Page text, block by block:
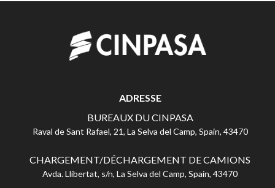
ADRESSE
BUREAUX DU CINPASA
Raval de Sant Rafael, 21, La Selva del Camp, Spain, 43470
CHARGEMENT/DÉCHARGEMENT DE CAMIONS
Avda. Llibertat, s/n, La Selva del Camp, Spain, 43470